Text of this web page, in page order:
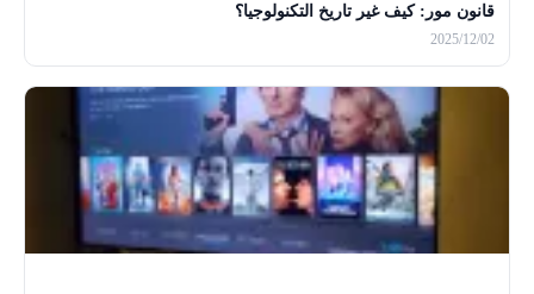
قانون مور: كيف غير تاريخ التكنولوجيا؟
2025/12/02